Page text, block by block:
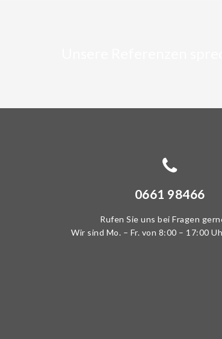
0661 98466
Rufen Sie uns bei Fragen
Wir sind Mo. – Fr. von 8:00 – 17:00